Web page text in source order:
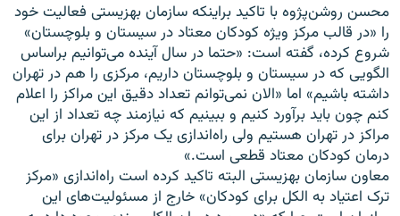
محسن روشن‌پژوه با تاکید براینکه سازمان بهزیستی فعالیت خود
را «در قالب مرکز ویژه کودکان معتاد در سیستان‌ و بلوچستان»
شروع کرده‌، گفته است: «حتما در‌ سال آینده می‌توانیم براساس
الگویی که در سیستان‌ و بلوچستان داریم، مرکزی را هم در تهران
داشته باشیم» اما «الان نمی‌توانم تعداد دقیق این مراکز را اعلام
کنم چون باید برآورد کنیم و ببینیم که نیازمند چه تعداد از این
مراکز در تهران هستیم ولی راه‌اندازی یک مرکز در تهران برای
درمان کودکان معتاد قطعی است.»
معاون سازمان بهزیستی البته تاکید کرده است راه‌اندازی «مرکز
ترک اعتیاد به الکل برای کودکان» خارج از مسئولیت‌های این